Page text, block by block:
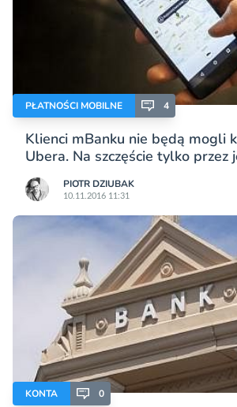
PŁATNOŚCI MOBILNE 4
Klienci mBanku nie będą mogli
Ubera. Na szczęście tylko przez
PIOTR DZIUBAK
10.11.2016 11:31
KONTA 0